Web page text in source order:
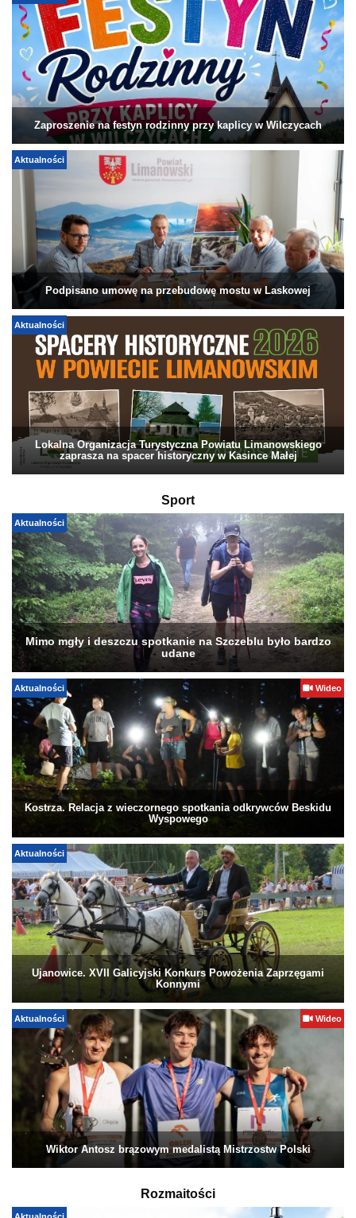
Zaproszenie na festyn rodzinny przy kaplicy w Wilczycach
Aktualności
Podpisano umowę na przebudowę mostu w Laskowej
Aktualności
Lokalna Organizacja Turystyczna Powiatu Limanowskiego
zaprasza na spacer historyczny w Kasince Małej
Sport
Aktualności
Mimo mgły i deszczu spotkanie na Szczeblu było bardzo
udane
Aktualności Wideo
Kostrza. Relacja z wieczornego spotkania odkrywców Beskidu
Wyspowego
Aktualności
Ujanowice. XVII Galicyjski Konkurs Powożenia Zaprzęgami
Konnymi
Aktualności Wideo
Wiktor Antosz brązowym medalistą Mistrzostw Polski
Rozmaitości